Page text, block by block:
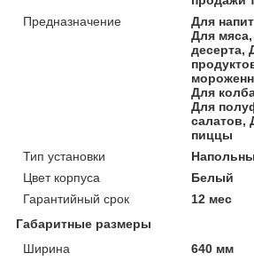
Предназначение
Для
Для
десерта,
Для
Для
салатов,
пиццы
Тип установки
Цвет корпуса
Белый
Гарантийный срок
12 мес
Габаритные размеры
Ширина
640 мм